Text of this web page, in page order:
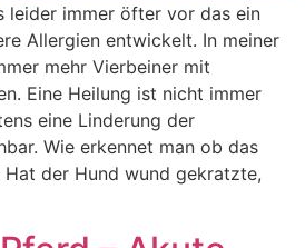
leider immer öfter vor das ein
Allergien entwickelt. In meiner
mehr Vierbeiner mit
Eine Heilung ist nicht immer
eine Linderung der
Wie erkennet man ob das
der Hund wund gekratzte,